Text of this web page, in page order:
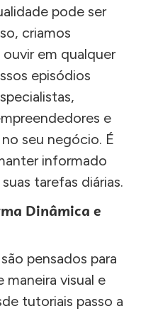
pode ser
criamos
em qualquer
episódios
e
seu negócio. É
informado
tarefas diárias.
Dinâmica e
pensados para
maneira visual e
tutoriais passo a